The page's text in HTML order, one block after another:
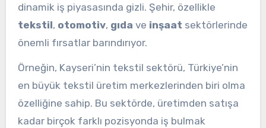
dinamik iş piyasasında gizli. Şehir, özellikle
tekstil, otomotiv, gıda ve inşaat sektörlerinde
önemli fırsatlar barındırıyor.
Örneğin, Kayseri’nin tekstil sektörü, Türkiye’nin
en büyük tekstil üretim merkezlerinden biri olma
özelliğine sahip. Bu sektörde, üretimden satışa
kadar birçok farklı pozisyonda iş bulmak